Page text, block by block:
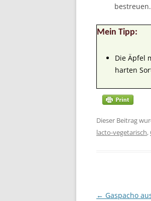
bestreuen.
Mein Tipp:
Die Äpfel
harten
Dieser Beitrag
lacto-vegetarisch,
← Gaspacho